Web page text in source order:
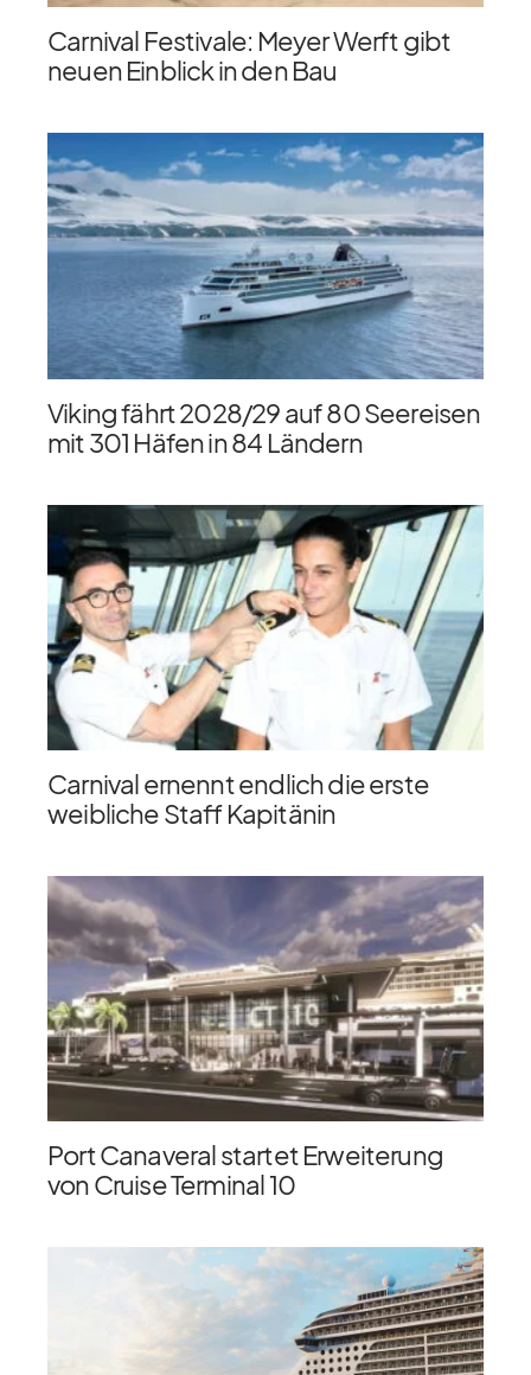
Carnival Festivale: Meyer Werft gibt
neuen Einblick in den Bau
Viking fährt 2028/​29 auf 80 Seereisen
mit 301 Häfen in 84 Ländern
Carnival ernennt endlich die erste
weibliche Staff Kapitänin
Port Canaveral startet Erweiterung
von Cruise Terminal 10